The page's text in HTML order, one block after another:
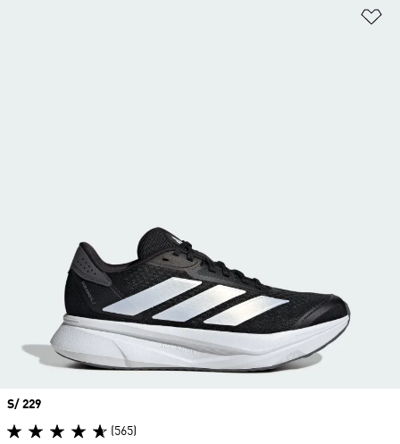
Precio
S/ 229
(565)